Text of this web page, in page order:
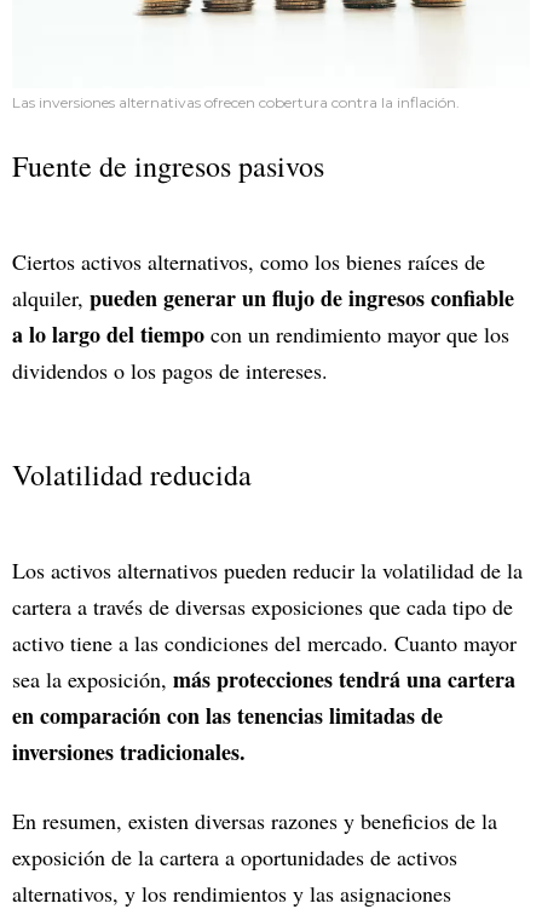
Las inversiones alternativas ofrecen cobertura contra la inflación.
Fuente de ingresos pasivos
Ciertos activos alternativos, como los bienes raíces de
alquiler, pueden generar un flujo de ingresos confiable
a lo largo del tiempo con un rendimiento mayor que los
dividendos o los pagos de intereses.
Volatilidad reducida
Los activos alternativos pueden reducir la volatilidad de la
cartera a través de diversas exposiciones que cada tipo de
activo tiene a las condiciones del mercado. Cuanto mayor
sea la exposición, más protecciones tendrá una cartera
en comparación con las tenencias limitadas de
inversiones tradicionales.
En resumen, existen diversas razones y beneficios de la
exposición de la cartera a oportunidades de activos
alternativos, y los rendimientos y las asignaciones